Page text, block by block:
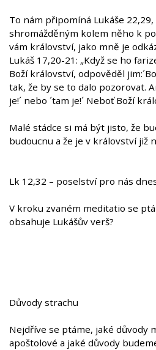
To nám připomíná Lukáše
shromážděným kolem něho k
vám království, jako mně je
Lukáš 17,20-21: „Když se ho
Boží království, odpověděl
tak, že by se to dalo pozorovat.
je!´ nebo ´tam je!´ Neboť Boží
Malé stádce si má být jisto, že
budoucnu a že je v království již
Lk 12,32 – poselství pro nás
V kroku zvaném meditatio se
obsahuje Lukášův verš?
Důvody strachu
Nejdříve se ptáme, jaké důvody
apoštolové a jaké důvody